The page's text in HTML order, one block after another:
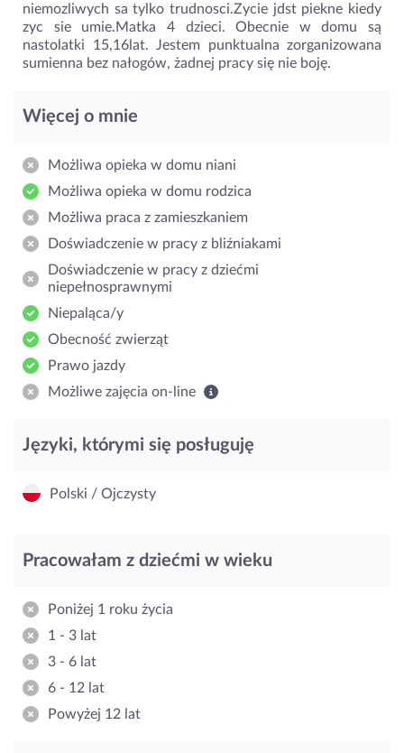
niemozliwych sa tylko trudnosci.Zycie jdst piekne kiedy
zyc sie umie.Matka 4 dzieci. Obecnie w domu są
nastolatki 15,16lat. Jestem punktualna zorganizowana
sumienna bez nałogów, żadnej pracy się nie boję.
Więcej o mnie
Możliwa opieka w domu niani
Możliwa opieka w domu rodzica
Możliwa praca z zamieszkaniem
Doświadczenie w pracy z bliźniakami
Doświadczenie w pracy z dziećmi
niepełnosprawnymi
Niepaląca/y
Obecność zwierząt
Prawo jazdy
Możliwe zajęcia on-line
Języki, którymi się posługuję
Polski / Ojczysty
Pracowałam z dziećmi w wieku
Poniżej 1 roku życia
1 - 3 lat
3 - 6 lat
6 - 12 lat
Powyżej 12 lat